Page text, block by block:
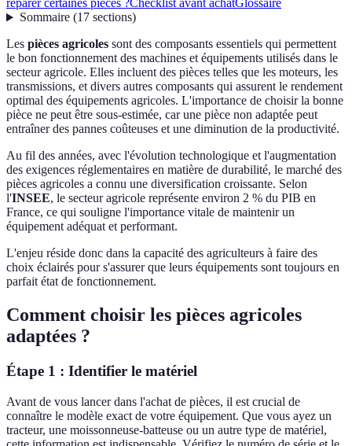
réparer certaines pièces ?Checklist avant achatGlossaire
Sommaire(17 sections)
Les pièces agricoles sont des composants essentiels qui permettent
le bon fonctionnement des machines et équipements utilisés dans le
secteur agricole. Elles incluent des pièces telles que les moteurs, les
transmissions, et divers autres composants qui assurent le rendement
optimal des équipements agricoles. L'importance de choisir la bonne
pièce ne peut être sous-estimée, car une pièce non adaptée peut
entraîner des pannes coûteuses et une diminution de la productivité.
Au fil des années, avec l'évolution technologique et l'augmentation
des exigences réglementaires en matière de durabilité, le marché des
pièces agricoles a connu une diversification croissante. Selon
l'INSEE, le secteur agricole représente environ 2 % du PIB en
France, ce qui souligne l'importance vitale de maintenir un
équipement adéquat et performant.
L'enjeu réside donc dans la capacité des agriculteurs à faire des
choix éclairés pour s'assurer que leurs équipements sont toujours en
parfait état de fonctionnement.
Comment choisir les pièces agricoles
adaptées ?
Étape 1 : Identifier le matériel
Avant de vous lancer dans l'achat de pièces, il est crucial de
connaître le modèle exact de votre équipement. Que vous ayez un
tracteur, une moissonneuse-batteuse ou un autre type de matériel,